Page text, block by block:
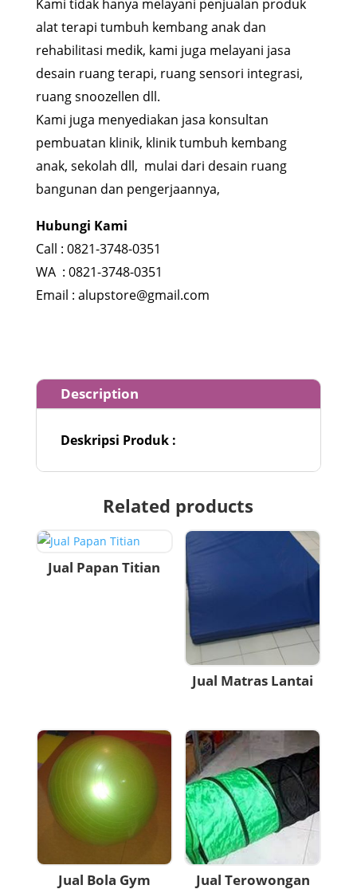
Kami tidak hanya melayani penjualan produk
alat terapi tumbuh kembang anak dan
rehabilitasi medik, kami juga melayani jasa
desain ruang terapi, ruang sensori integrasi,
ruang snoozellen dll.
Kami juga menyediakan jasa konsultan
pembuatan klinik, klinik tumbuh kembang
anak, sekolah dll, mulai dari desain ruang
bangunan dan pengerjaannya,
Hubungi Kami
Call : 0821-3748-0351
WA : 0821-3748-0351
Email : alupstore@gmail.com
Description
Deskripsi Produk :
Related products
Jual Papan Titian
Jual Matras Lantai
Jual Bola Gym
Jual Terowongan